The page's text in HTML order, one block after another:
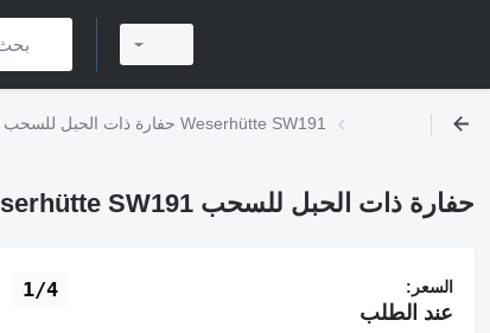
حفارة ذات الحبل للسحب Weserhütte SW191
حفارة ذات الحبل للسحب Weserhütte SW191
1/4 السعر:
عند الطلب